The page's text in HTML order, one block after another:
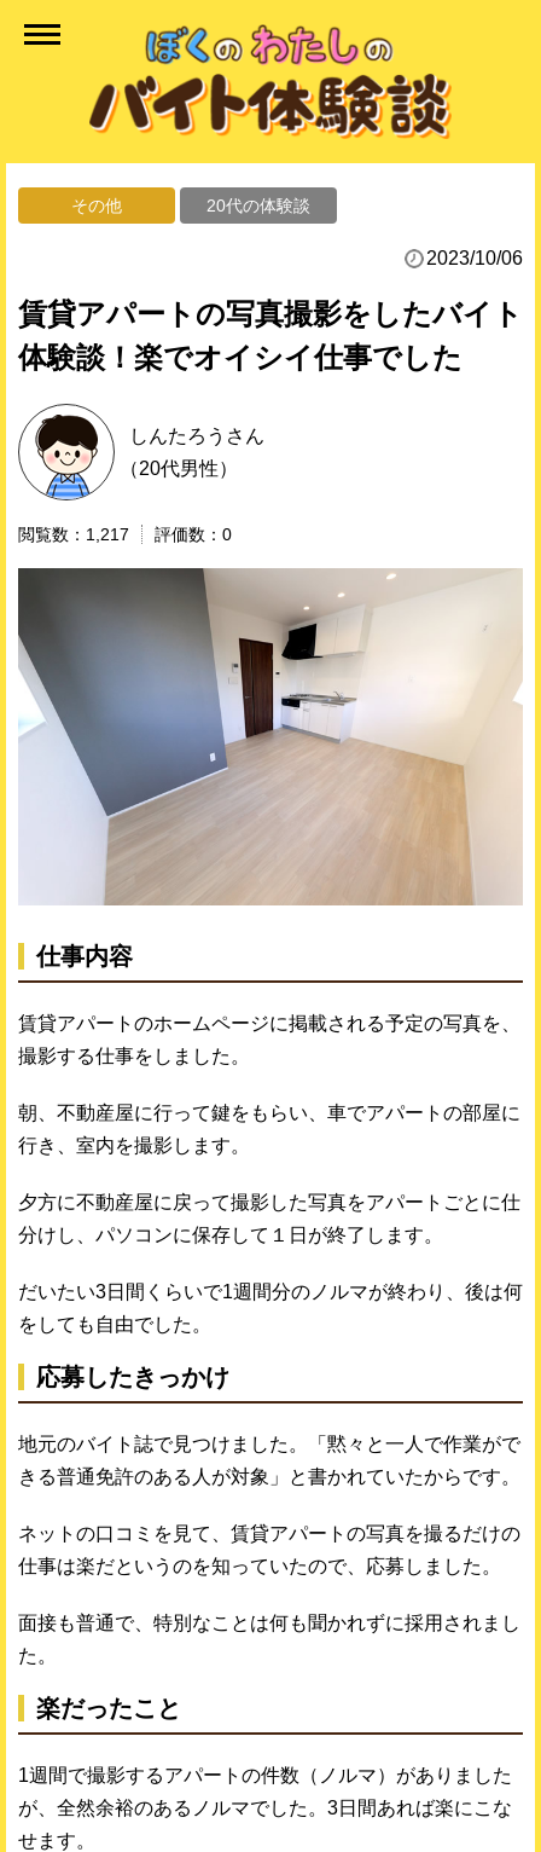
その他 20代の体験談
2023/10/06
賃貸アパートの写真撮影をしたバイト
体験談！楽でオイシイ仕事でした
しんたろう さん
（20代男性）
1,217 0
仕事内容
賃貸アパートのホームページに掲載される予定の写真を、
撮影する仕事をしました。
朝、不動産屋に行って鍵をもらい、車でアパートの部屋に
行き、室内を撮影します。
夕方に不動産屋に戻って撮影した写真をアパートごとに仕
分けし、パソコンに保存して１日が終了します。
だいたい3日間くらいで1週間分のノルマが終わり、後は何
をしても自由でした。
応募したきっかけ
地元のバイト誌で見つけました。「黙々と一人で作業がで
きる普通免許のある人が対象」と書かれていたからです。
ネットの口コミを見て、賃貸アパートの写真を撮るだけの
仕事は楽だというのを知っていたので、応募しました。
面接も普通で、特別なことは何も聞かれずに採用されまし
た。
楽だったこと
1週間で撮影するアパートの件数（ノルマ）がありました
が、全然余裕のあるノルマでした。3日間あれば楽にこな
せます。